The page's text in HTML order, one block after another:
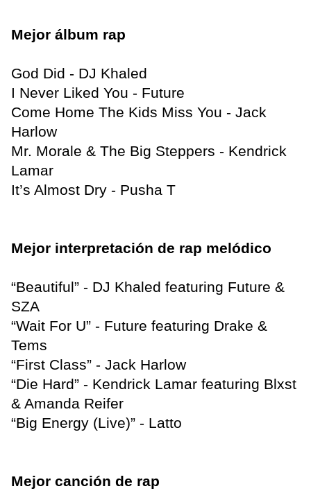
Mejor álbum rap
God Did - DJ Khaled
I Never Liked You - Future
Come Home The Kids Miss You - Jack
Harlow
Mr. Morale & The Big Steppers - Kendrick
Lamar
It’s Almost Dry - Pusha T
Mejor interpretación de rap melódico
“Beautiful” - DJ Khaled featuring Future &
SZA
“Wait For U” - Future featuring Drake &
Tems
“First Class” - Jack Harlow
“Die Hard” - Kendrick Lamar featuring Blxst
& Amanda Reifer
“Big Energy (Live)” - Latto
Mejor canción de rap